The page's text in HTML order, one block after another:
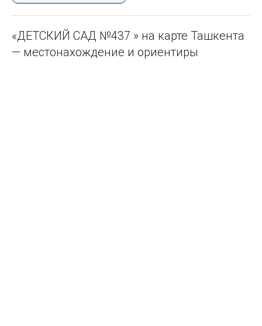
«ДЕТСКИЙ САД №437 » на карте Ташкента
— местонахождение и ориентиры